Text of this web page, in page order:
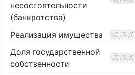
несостоятельности
(банкротства)
Реализация имущества
Доля государственной
собственности